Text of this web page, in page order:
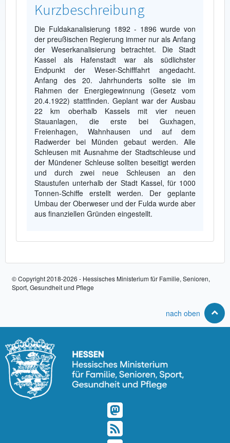
Kurzbeschreibung
Die Fuldakanalisierung 1892 - 1896 wurde von
der preußischen Regierung immer nur als Anfang
der Weserkanalisierung betrachtet. Die Stadt
Kassel als Hafenstadt war als südlichster
Endpunkt der Weser-Schifffahrt angedacht.
Anfang des 20. Jahrhunderts sollte sie im
Rahmen der Energiegewinnung (Gesetz vom
20.4.1922) stattfinden. Geplant war der Ausbau
22 km oberhalb Kassels mit vier neuen
Stauanlagen, die erste bei Guxhagen,
Freienhagen, Wahnhausen und auf dem
Radwerder bei Münden gebaut werden. Alle
Schleusen mit Ausnahme der Stadtschleuse und
der Mündener Schleuse sollten beseitigt werden
und durch zwei neue Schleusen an den
Staustufen unterhalb der Stadt Kassel, für 1000
Tonnen-Schiffe erstellt werden. Der geplante
Umbau der Oberweser und der Fulda wurde aber
aus finanziellen Gründen eingestellt.
© Copyright 2018-2026 - Hessisches Ministerium für Familie, Senioren,
Sport, Gesundheit und Pflege
nach oben